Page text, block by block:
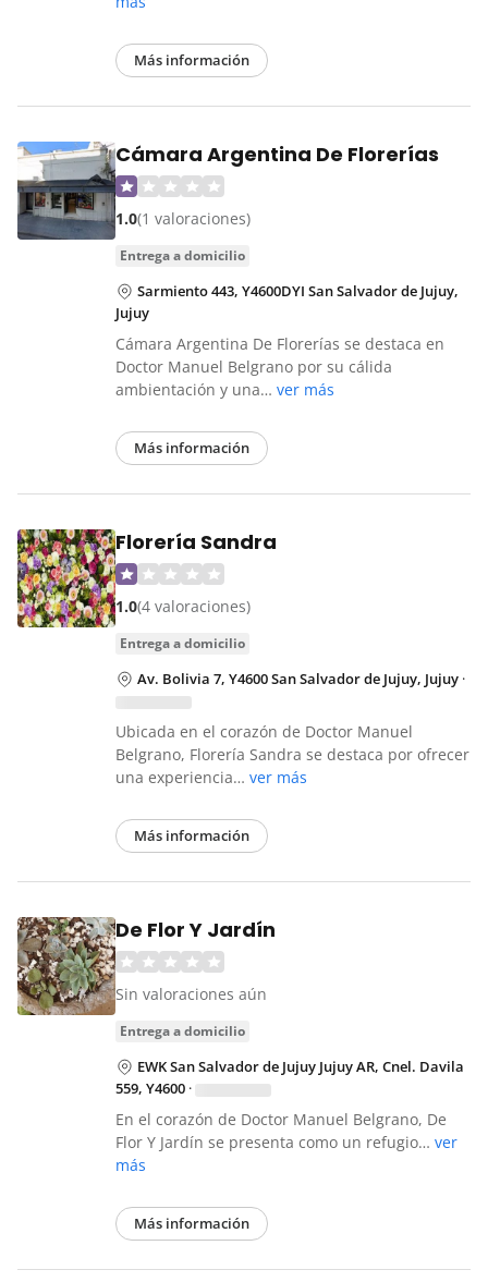
Más información
Cámara Argentina De Florerías
1.0(1 valoraciones)
entrega a domicilio
Sarmiento 443, Y4600DYI San Salvador de Jujuy,
Jujuy
Cámara Argentina De Florerías se destaca en
Doctor Manuel Belgrano por su cálida
ambientación y una… ver más
Más información
Florería Sandra
1.0(4 valoraciones)
entrega a domicilio
Av. Bolivia 7, Y4600 San Salvador de Jujuy, Jujuy ·
Ubicada en el corazón de Doctor Manuel
Belgrano, Florería Sandra se destaca por ofrecer
una experiencia… ver más
Más información
De Flor Y Jardín
Sin valoraciones aún
entrega a domicilio
EWK San Salvador de Jujuy Jujuy AR, Cnel. Davila
559, Y4600 ·
En el corazón de Doctor Manuel Belgrano, De
Flor Y Jardín se presenta como un refugio… ver
más
Más información